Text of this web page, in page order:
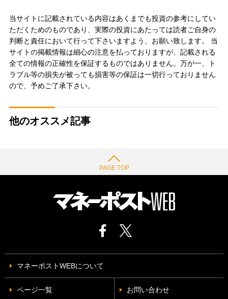
当サイトに記載されている内容はあくまでも投資の参考にしてい
ただくためのものであり、実際の投資にあたっては読者ご自身の
判断と責任において行って下さいますよう、お願い致します。 当
サイトの掲載情報は細心の注意を払っておりますが、記載される
全ての情報の正確性を保証するものではありません。万が一、ト
ラブル等の損失が被っても損害等の保証は一切行っておりません
ので、予めご了承下さい。
他のオススメ記事
PAGE TOP
マネーポストWEBについて
ページ一覧 お問い合わせ